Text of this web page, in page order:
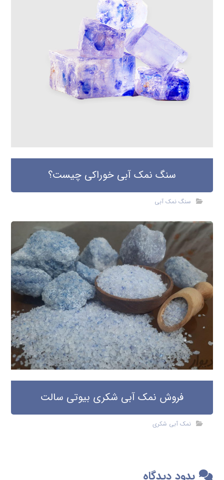
سنگ نمک آبی خوراکی چیست؟
سنگ نمک آبی
فروش نمک آبی شکری بیوتی سالت
نمک آبی شکری
بدود دیدگاه